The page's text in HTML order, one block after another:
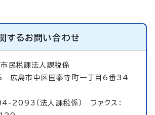
するお問い合わせ
市民税課法人課税係
島市中区国泰寺町一丁目6番34
2093（法人課税係） ファクス：